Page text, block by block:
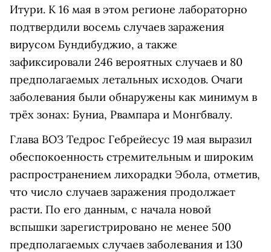
Итури. К 16 мая в этом регионе лабораторно
подтвердили восемь случаев заражения
вирусом Бундибуджио, а также
зафиксировали 246 вероятных случаев и 80
предполагаемых летальных исходов. Очаги
заболевания были обнаружены как минимум в
трёх зонах: Буниа, Рвампара и Монгбвалу.
Глава ВОЗ Тедрос Гебрейесус 19 мая выразил
обеспокоенность стремительным и широким
распространением лихорадки Эбола, отметив,
что число случаев заражения продолжает
расти. По его данным, с начала новой
вспышки зарегистрировано не менее 500
предполагаемых случаев заболевания и 130